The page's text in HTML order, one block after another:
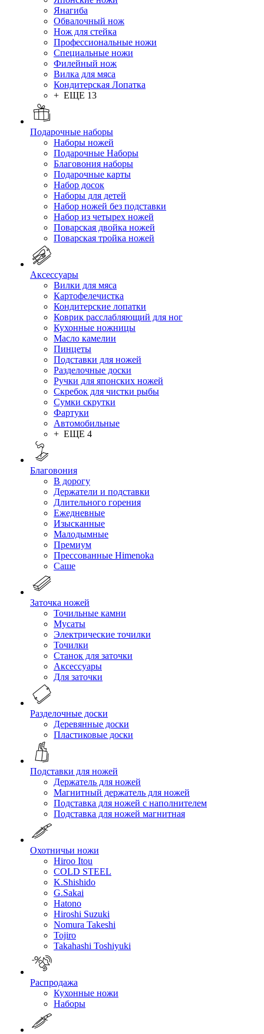
Янагиба
Обвалочный нож
Нож для стейка
Профессиональные ножи
Специальные ножи
Филейный нож
Вилка для мяса
Кондитерская Лопатка
+ ЕЩЕ 13
Подарочные наборы
Наборы ножей
Подарочные Наборы
Благовония наборы
Подарочные карты
Набор досок
Наборы для детей
Набор ножей без подставки
Набор из четырех ножей
Поварская двойка ножей
Поварская тройка ножей
Аксессуары
Вилки для мяса
Картофелечистка
Кондитерские лопатки
Коврик расслабляющий для ног
Кухонные ножницы
Масло камелии
Пинцеты
Подставки для ножей
Разделочные доски
Ручки для японских ножей
Скребок для чистки рыбы
Сумки скрутки
Фартуки
Автомобильные
+ ЕЩЕ 4
Благовония
В дорогу
Держатели и подставки
Длительного горения
Ежедневные
Изысканные
Малодымные
Премиум
Прессованные Himenoka
Саше
Заточка ножей
Точильные камни
Мусаты
Электрические точилки
Точилки
Станок для заточки
Аксессуары
Для заточки
Разделочные доски
Деревянные доски
Пластиковые доски
Подставки для ножей
Держатель для ножей
Магнитный держатель для ножей
Подставка для ножей с наполнителем
Подставка для ножей магнитная
Охотничьи ножи
Hiroo Itou
COLD STEEL
K.Shishido
G.Sakai
Hatono
Hiroshi Suzuki
Nomura Takeshi
Tojiro
Takahashi Toshiyuki
Распродажа
Кухонные ножи
Наборы